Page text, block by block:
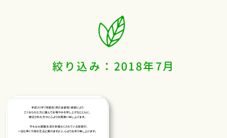
絞り込み：2018年7月